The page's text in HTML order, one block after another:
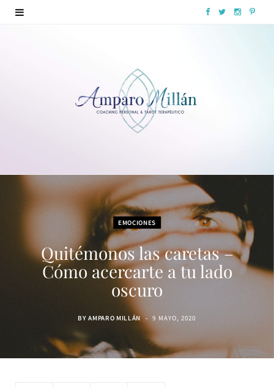
F T I
m
P
EMOCIONES
Quitémonos las caretas –
Cómo acercarte a tu lado
oscuro
BYAMPARO MILLÁN 9 MAYO, 2020